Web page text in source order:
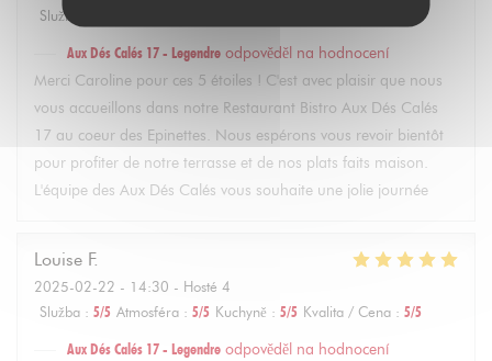
Služba
Aux Dés Calés 17 - Legendre odpověděl na hodnocení
Merci Caroline pour ces 5 étoiles ! C'est avec plaisir que nous
vous accueillons dans notre Restaurant Bistro Aux Dés Calés
17 au coeur des Epinettes. Nous espérons vous revoir bientôt
pour profiter de notre terrasse et de nos plats faits maison.
L'équipe des Aux Dés Calés vous souhaite une jolie journée
Louise F
2025-02-22 - 14:30 - Hosté 4
Služba : 5/5 Atmosféra : 5/5 Kuchyně : 5/5 Kvalita / Cena : 5/5
Aux Dés Calés 17 - Legendre odpověděl na hodnocení